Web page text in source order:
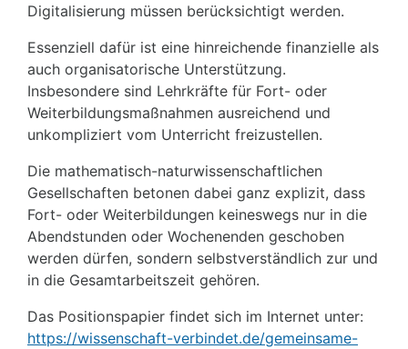
Digitalisierung müssen berücksichtigt werden.
Essenziell dafür ist eine hinreichende finanzielle als
auch organisatorische Unterstützung.
Insbesondere sind Lehrkräfte für Fort- oder
Weiterbildungsmaßnahmen ausreichend und
unkompliziert vom Unterricht freizustellen.
Die mathematisch-naturwissenschaftlichen
Gesellschaften betonen dabei ganz explizit, dass
Fort- oder Weiterbildungen keineswegs nur in die
Abendstunden oder Wochenenden geschoben
werden dürfen, sondern selbstverständlich zur und
in die Gesamtarbeitszeit gehören.
Das Positionspapier findet sich im Internet unter:
https://wissenschaft-verbindet.de/gemeinsame-